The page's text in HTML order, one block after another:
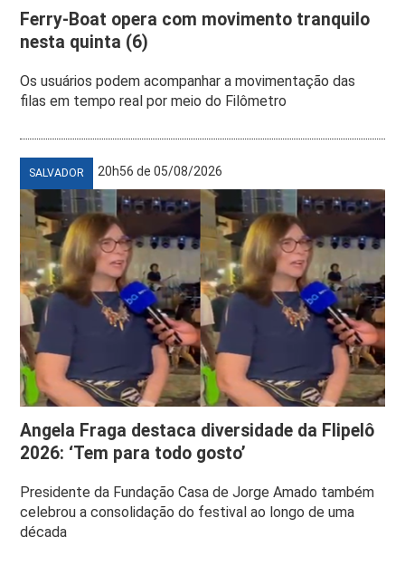
Ferry-Boat opera com movimento tranquilo
nesta quinta (6)
Os usuários podem acompanhar a movimentação das
filas em tempo real por meio do Filômetro
SALVADOR 20h56 de 05/08/2026
Angela Fraga destaca diversidade da Flipelô
2026: ‘Tem para todo gosto’
Presidente da Fundação Casa de Jorge Amado também
celebrou a consolidação do festival ao longo de uma
década